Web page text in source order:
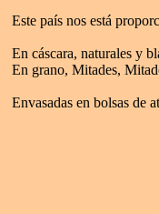
Este país nos está
En cáscara, naturales y
En grano, Mitades,
Envasadas en bolsas de